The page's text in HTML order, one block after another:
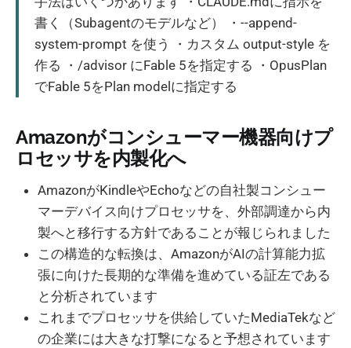
書く（Subagentのモデルなど） ・--append-
system-prompt を使う ・カスタム output-style を
作る ・/advisor にFable 5を指定する ・OpusPlan
でFable 5をPlan modelに指定する
Amazonがコンシューマー機器向けプ
ロセッサを内製化へ
AmazonがKindleやEchoなどの自社製コンシュー
マーデバイス向けプロセッサを、外部調達から内
製へと移行する方針であることが報じられました
この構造的な転換は、AmazonがAIの計算能力拡
張に向けた長期的な準備を進めている証左である
と分析されています
これまでプロセッサを供給していたMediaTekなど
の企業には大きな打撃になると予想されています